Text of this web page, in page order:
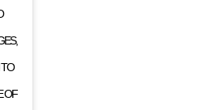
OF